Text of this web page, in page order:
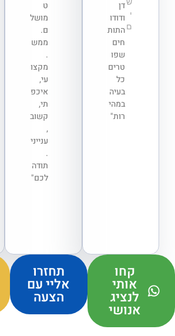
ט
מושל
ם.
ממש
.
מקצו
עי,
איכפ
תי,
קשוב
,
ענייני
.
תודה
לכם"
י
ם
דן
ודודו
התות
חים
שפו
טרים
כל
בעיה
במהי
רות"
קחו
אותי
לנציג
אנושי
תחזרו
אליי עם
הצעה